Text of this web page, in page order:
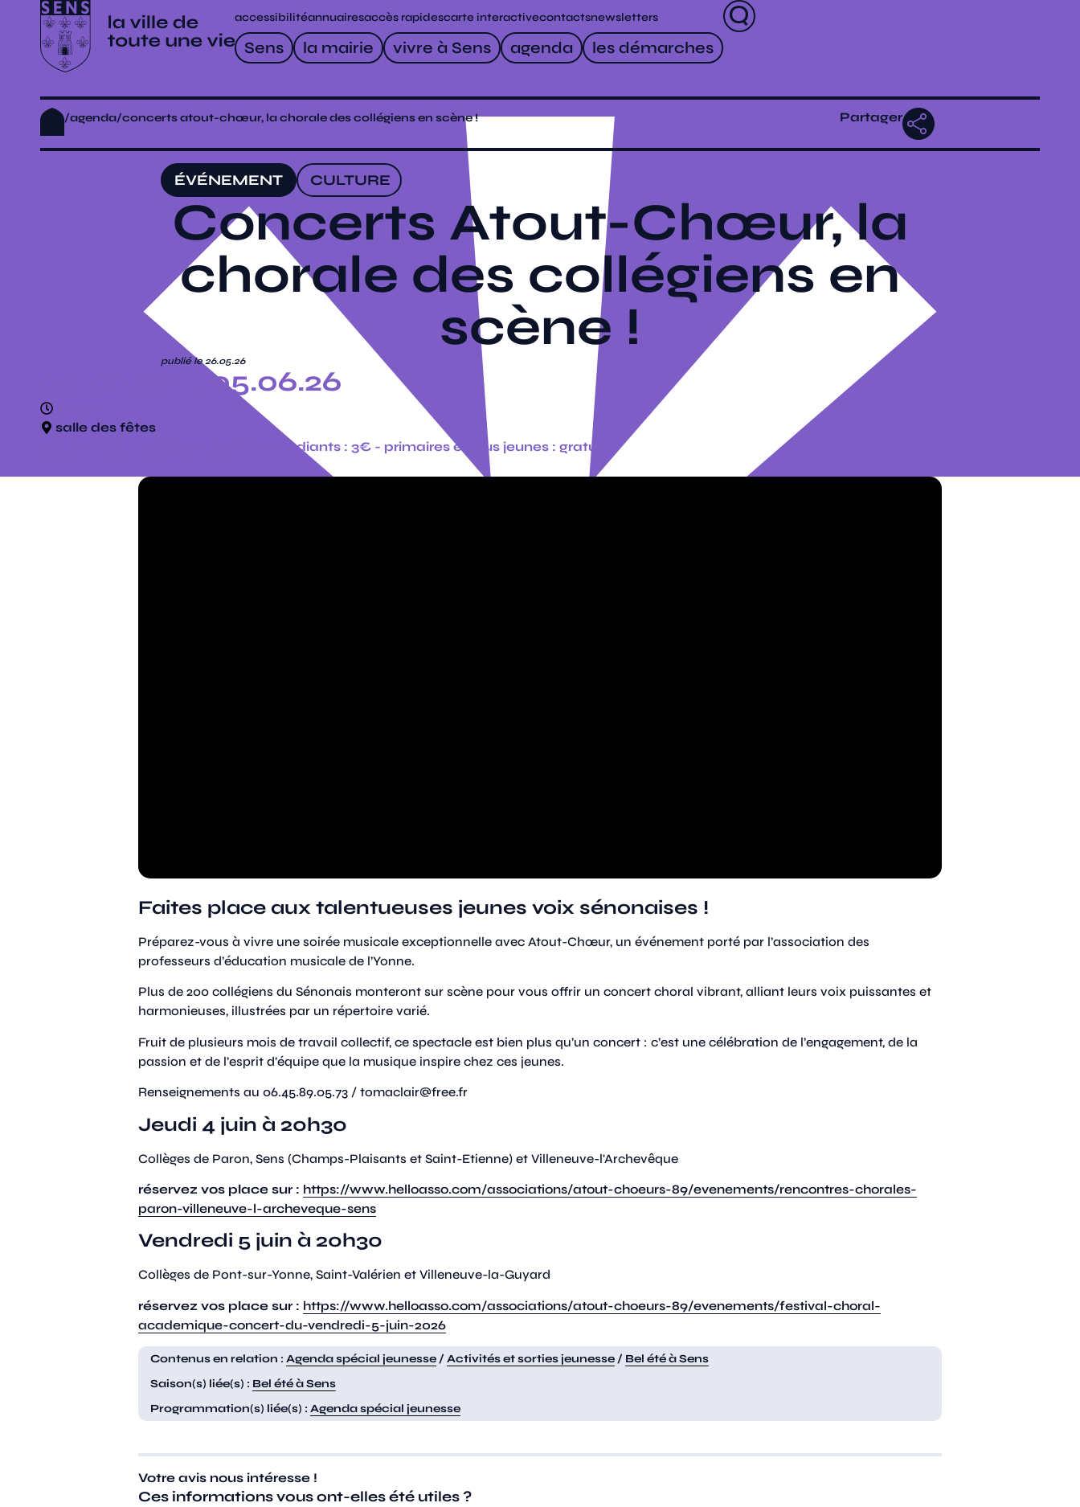
Sens la mairie vivre à Sens agenda les démarches
accessibilitéannuairesaccès rapidescarte interactivecontactsnewsletters
/agenda/concerts atout-chœur, la chorale des collégiens en scène ! Partager
ÉVÉNEMENT CULTURE
Concerts Atout-Chœur, la
chorale des collégiens en
scène !
publié le 26.05.26
→ 05.06.26
salle des fêtes
adultes : 7€ - collégiens, lycéens, etudiants : 3€ - primaires et plus jeunes : gratuit
Faites place aux talentueuses jeunes voix sénonaises !
Préparez-vous à vivre une soirée musicale exceptionnelle avec Atout-Chœur, un événement porté par l’association des
professeurs d’éducation musicale de l’Yonne.
Plus de 200 collégiens du Sénonais monteront sur scène pour vous offrir un concert choral vibrant, alliant leurs voix puissantes et
harmonieuses, illustrées par un répertoire varié.
Fruit de plusieurs mois de travail collectif, ce spectacle est bien plus qu’un concert : c’est une célébration de l’engagement, de la
passion et de l’esprit d’équipe que la musique inspire chez ces jeunes.
Renseignements au 06.45.89.05.73 / tomaclair@free.fr
Jeudi 4 juin à 20h30
Collèges de Paron, Sens (Champs-Plaisants et Saint-Etienne) et Villeneuve-l'Archevêque
réservez vos place sur : https://www.helloasso.com/associations/atout-choeurs-89/evenements/rencontres-chorales-
paron-villeneuve-l-archeveque-sens
Vendredi 5 juin à 20h30
Collèges de Pont-sur-Yonne, Saint-Valérien et Villeneuve-la-Guyard
réservez vos place sur : https://www.helloasso.com/associations/atout-choeurs-89/evenements/festival-choral-
academique-concert-du-vendredi-5-juin-2026
Contenus en relation : Agenda spécial jeunesse / Activités et sorties jeunesse / Bel été à Sens
Saison(s) liée(s) : Bel été à Sens
Programmation(s) liée(s) : Agenda spécial jeunesse
Votre avis nous intéresse !
Ces informations vous ont-elles été utiles ?